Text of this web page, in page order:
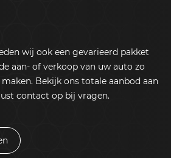
wij ook een gevarieerd pakket
aan- of verkoop van uw auto zo
Bekijk ons totale aanbod aan
contact op bij vragen.